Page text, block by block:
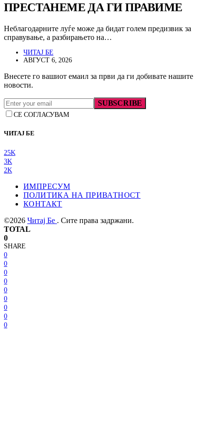
ПРЕСТАНЕМЕ ДА ГИ ПРАВИМЕ
Неблагодарните луѓе може да бидат голем предизвик за
справување, а разбирањето на…
ЧИТАЈ БЕ
АВГУСТ 6, 2026
Внесете го вашиот емаил за први да ги добивате нашите
новости.
SUBSCRIBE
СЕ СОГЛАСУВАМ
ЧИТАЈ БЕ
25K
3K
2K
ИМПРЕСУМ
ПОЛИТИКА НА ПРИВАТНОСТ
КОНТАКТ
©2026 Читај Бе . Сите права задржани.
TOTAL
0
SHARE
0
0
0
0
0
0
0
0
0